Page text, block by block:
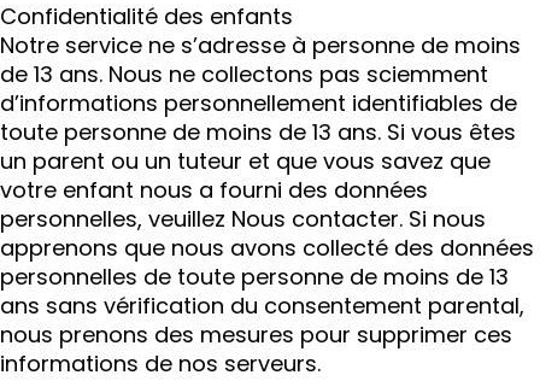
Confidentialité des enfants
Notre service ne s’adresse à personne de moins
de 13 ans. Nous ne collectons pas sciemment
d’informations personnellement identifiables de
toute personne de moins de 13 ans. Si vous êtes
un parent ou un tuteur et que vous savez que
votre enfant nous a fourni des données
personnelles, veuillez Nous contacter. Si nous
apprenons que nous avons collecté des données
personnelles de toute personne de moins de 13
ans sans vérification du consentement parental,
nous prenons des mesures pour supprimer ces
informations de nos serveurs.